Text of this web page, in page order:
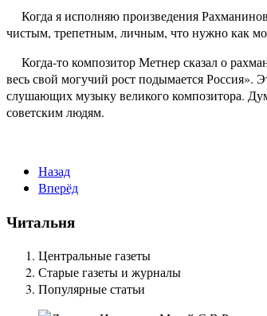
Когда я исполняю произведения
чистым, трепетным, личным, что нужно как
Когда-то композитор Метнер сказал о
весь свой могучий рост подымается
слушающих музыку великого композитора.
советским людям.
Назад
Вперёд
Читальня
Центральные газеты
Старые газеты и журналы
Популярные статьи